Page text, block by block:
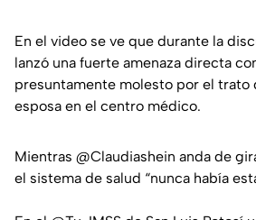
En el video se ve que durante la
lanzó una fuerte amenaza directa
presuntamente molesto por el trato
esposa en el centro médico.
Mientras @Claudiashein anda de
el sistema de salud “nunca había